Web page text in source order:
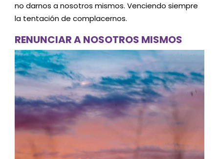
no darnos a nosotros mismos. Venciendo siempre
la tentación de complacernos.
RENUNCIAR A NOSOTROS MISMOS